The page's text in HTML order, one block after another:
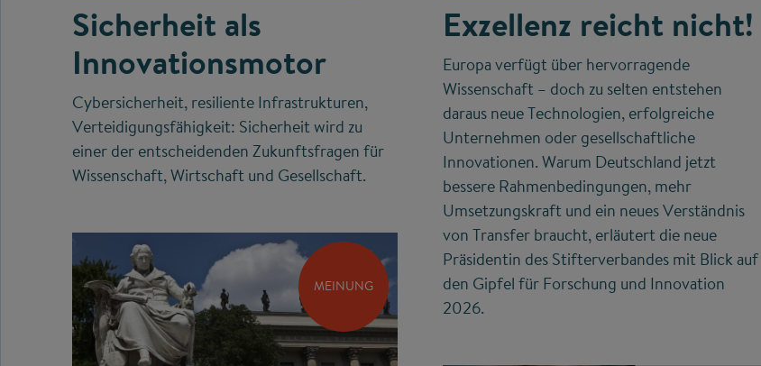
Sicherheit als
Innovationsmotor
Cybersicherheit, resiliente Infrastrukturen,
Verteidigungsfähigkeit: Sicherheit wird zu
einer der entscheidenden Zukunftsfragen für
Wissenschaft, Wirtschaft und Gesellschaft.
Exzellenz reicht nicht!
Europa verfügt über hervorragende
Wissenschaft – doch zu selten entstehen
daraus neue Technologien, erfolgreiche
Unternehmen oder gesellschaftliche
Innovationen. Warum Deutschland jetzt
bessere Rahmenbedingungen, mehr
Umsetzungskraft und ein neues Verständnis
von Transfer braucht, erläutert die neue
Präsidentin des Stifterverbandes mit Blick auf
den Gipfel für Forschung und Innovation
2026.
MEINUNG